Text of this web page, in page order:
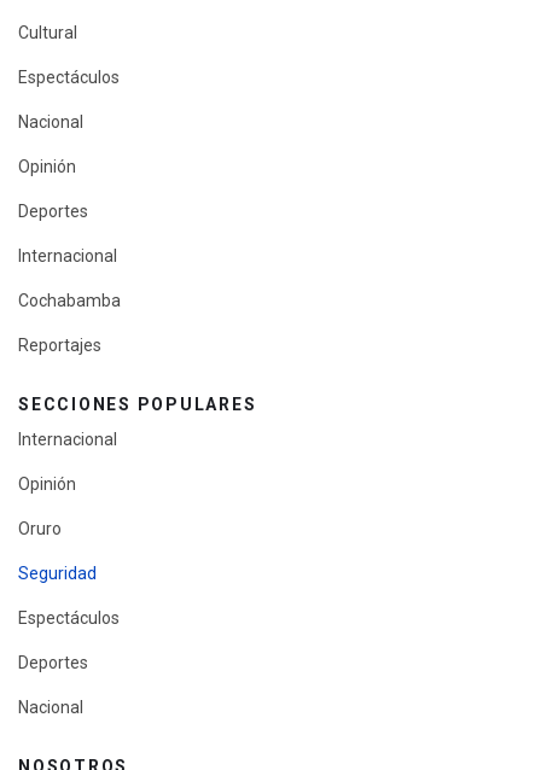
Cultural
Espectáculos
Nacional
Opinión
Deportes
Internacional
Cochabamba
Reportajes
SECCIONES POPULARES
Internacional
Opinión
Oruro
Seguridad
Espectáculos
Deportes
Nacional